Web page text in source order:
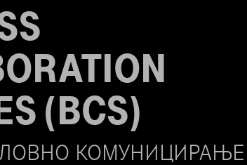
(BCS)
КОМУНИЦИРАЊЕ